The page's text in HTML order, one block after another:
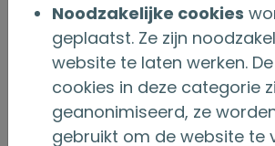
Persberichten
Noodzakelijke cookies
geplaatst. Ze zijn
website te laten werken.
cookies in deze categorie
geanonimiseerd, ze
gebruikt om de website te